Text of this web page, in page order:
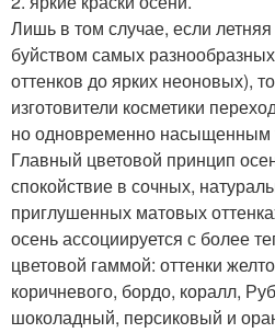
Лишь в том случае, если летняя
буйством самых
оттенков до ярких неоновых),
изготовители косметики
но одновременно насыщенным
Главный цветовой принцип
спокойствие в сочных,
приглушенных матовых
осень ассоциируется с более
цветовой гаммой: оттенки
коричневого, бордо, коралл,
шоколадный, персиковый и